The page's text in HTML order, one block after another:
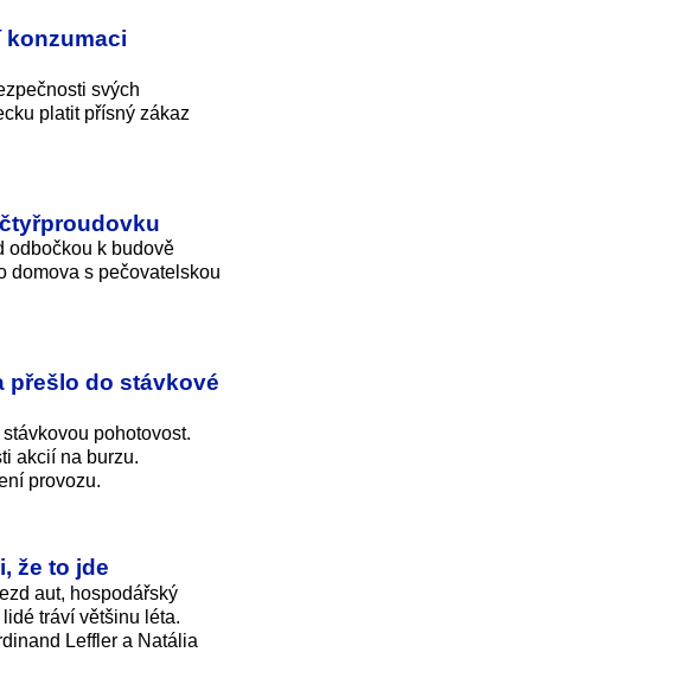
konzumaci
svých
platit přísný zákaz
odbočkou k budově
domova s pečovatelskou
přešlo do stávkové
pohotovost.
akcií na burzu.
provozu.
že to jde
aut, hospodářský
tráví většinu léta.
Leffler a Natália